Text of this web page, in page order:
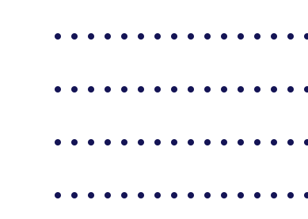
. . . . . . . . . . . . . .
. . . . . . . . . . . . . .
. . . . . . . . . . . . . .
. . . . . . . . . . . . . .